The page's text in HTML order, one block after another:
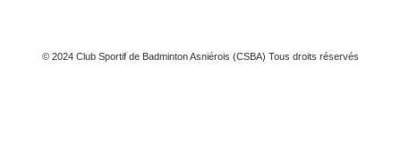
© 2024 Club Sportif de Badminton Asniérois (CSBA) Tous droits réservés